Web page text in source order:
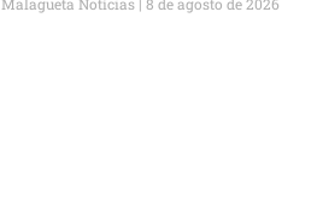
Malagueta Notícias 8 de agosto de 2026